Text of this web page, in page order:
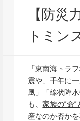
【防災
トミン
「東南海トラ
震や、千年に
風」「線状降
も、家族の”命”
産なのか否か